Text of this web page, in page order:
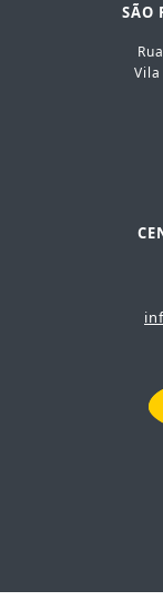
SÃO
Vila